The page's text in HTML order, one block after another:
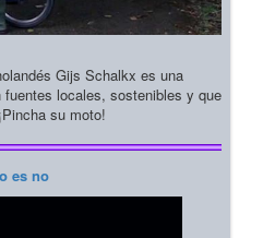
Gijs Schalkx es una
locales, sostenibles y que
su moto!
es no